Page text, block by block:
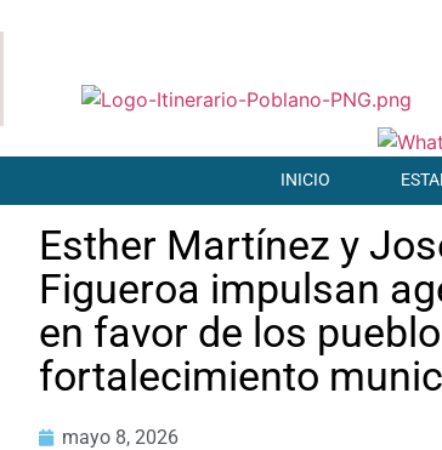
INICIO
Esther Martínez y
Figueroa impulsan
en favor de los
fortalecimiento
mayo 8, 2026